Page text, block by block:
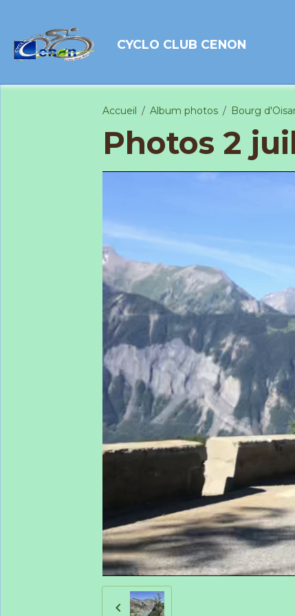
CYCLO CLUB CENON
Accueil Album photos Bourg
Photos 2